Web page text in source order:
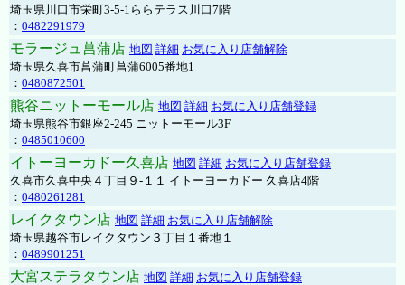
埼玉県川口市栄町3-5-1ららテラス川口7階
： 0482291979
モラージュ菖蒲店 地図 詳細 お気に入り店舗解除
埼玉県久喜市菖蒲町菖蒲6005番地1
： 0480872501
熊谷ニットーモール店 地図 詳細 お気に入り店舗登録
埼玉県熊谷市銀座2-245 ニットーモール3F
： 0485010600
イトーヨーカドー久喜店 地図 詳細 お気に入り店舗登録
久喜市久喜中央４丁目９-１１ イトーヨーカドー 久喜店4階
： 0480261281
レイクタウン店 地図 詳細 お気に入り店舗解除
埼玉県越谷市レイクタウン３丁目１番地１
： 0489901251
大宮ステラタウン店 地図 詳細 お気に入り店舗登録